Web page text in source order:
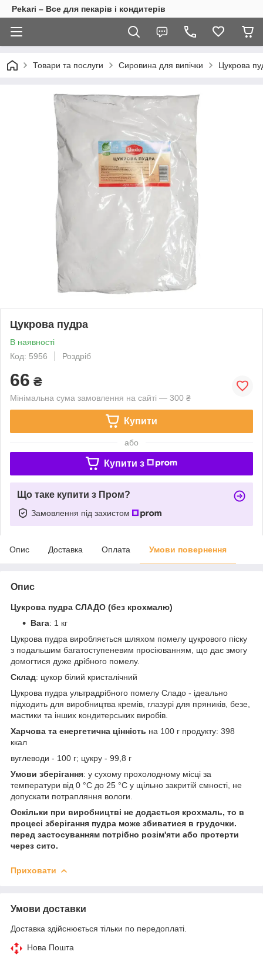
Pekari – Все для пекарів і кондитерів
Товари та послуги Сировина для випічки Цукрова
Цукрова пудра
В наявності
Код: 5956
Роздріб
66 ₴
Мінімальна сума замовлення на сайті — 300 ₴
Купити
або
Купити з
Що таке купити з Пром?
Замовлення під захистом
Опис Доставка Оплата Умови повернення
Опис
Цукрова пудра СЛАДО (без крохмалю)
Вага: 1 кг
Цукрова пудра виробляється шляхом помелу цукрового піску
з подальшим багатоступеневим просіюванням, що дає змогу
домогтися дуже дрібного помелу.
Склад: цукор білий кристалічний
Цукрова пудра ультрадрібного помелу Сладо - ідеально
підходить для виробництва кремів, глазурі для пряників, безе,
мастики та інших кондитерських виробів.
Харчова та енергетична цінність на 100 г продукту: 398
ккал
вуглеводи - 100 г; цукру - 99,8 г
Умови зберігання: у сухому прохолодному місці за
температури від 0 °С до 25 °С у щільно закритій ємності, не
допускати потрапляння вологи.
Оскільки при виробництві не додається крохмаль, то в
процесі зберігання пудра може збиватися в грудочки.
перед застосуванням потрібно розім'яти або протерти
через сито.
Приховати
Умови доставки
Доставка здійснюється тільки по передоплаті.
Нова Пошта